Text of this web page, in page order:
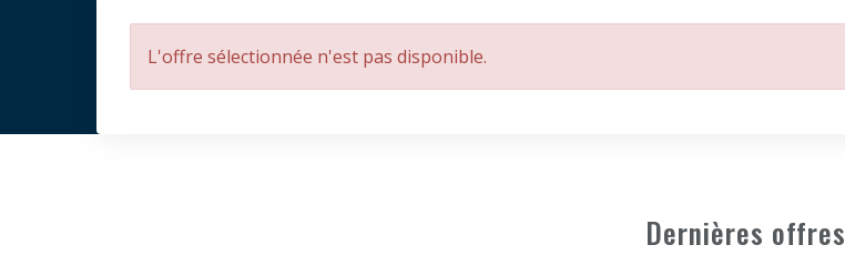
L'offre sélectionnée n'est pas disponible.
Dernières offres